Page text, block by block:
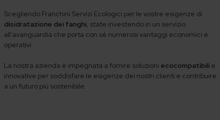
Scegliendo Franchini Servizi Ecologici per le vostre esigenze di
disidratazione dei fanghi, state investendo in un servizio
all'avanguardia che porta con sé numerosi vantaggi economici e
operativi.
La nostra azienda è impegnata a fornire soluzioni ecocompatibili e
innovative per soddisfare le esigenze dei nostri clienti e contribuire
a un futuro più sostenibile.